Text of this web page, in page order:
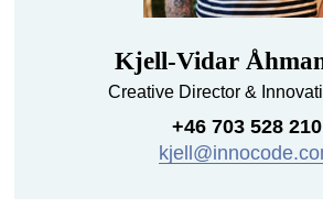
Kjell-Vidar
Creative Director &
+46 703 528 210